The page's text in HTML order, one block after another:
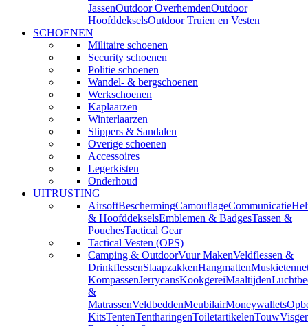
JassenOutdoor OverhemdenOutdoor
HoofddekselsOutdoor Truien en Vesten
SCHOENEN
Militaire schoenen
Security schoenen
Politie schoenen
Wandel- & bergschoenen
Werkschoenen
Kaplaarzen
Winterlaarzen
Slippers & Sandalen
Overige schoenen
Accessoires
Legerkisten
Onderhoud
UITRUSTING
AirsoftBeschermingCamouflageCommunicatie
& HoofddekselsEmblemen & BadgesTassen &
PouchesTactical Gear
Tactical Vesten (OPS)
Camping & OutdoorVuur MakenVeldflessen &
DrinkflessenSlaapzakkenHangmatten
KompassenJerrycansKookgereiMaaltijden
&
MatrassenVeldbeddenMeubilairMoneywallets
KitsTentenTentharingenToiletartikelenTouw